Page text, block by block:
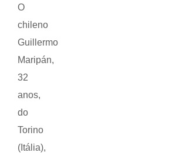
O
chileno
Guillermo
Maripán,
32
anos,
do
Torino
(Itália),